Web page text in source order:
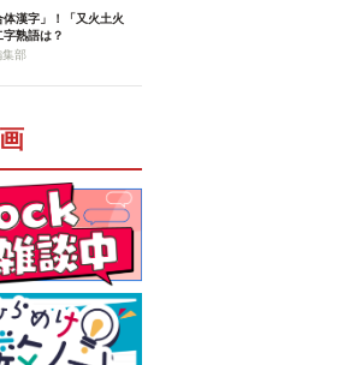
漢字」！「又火土火
熟語は？
部